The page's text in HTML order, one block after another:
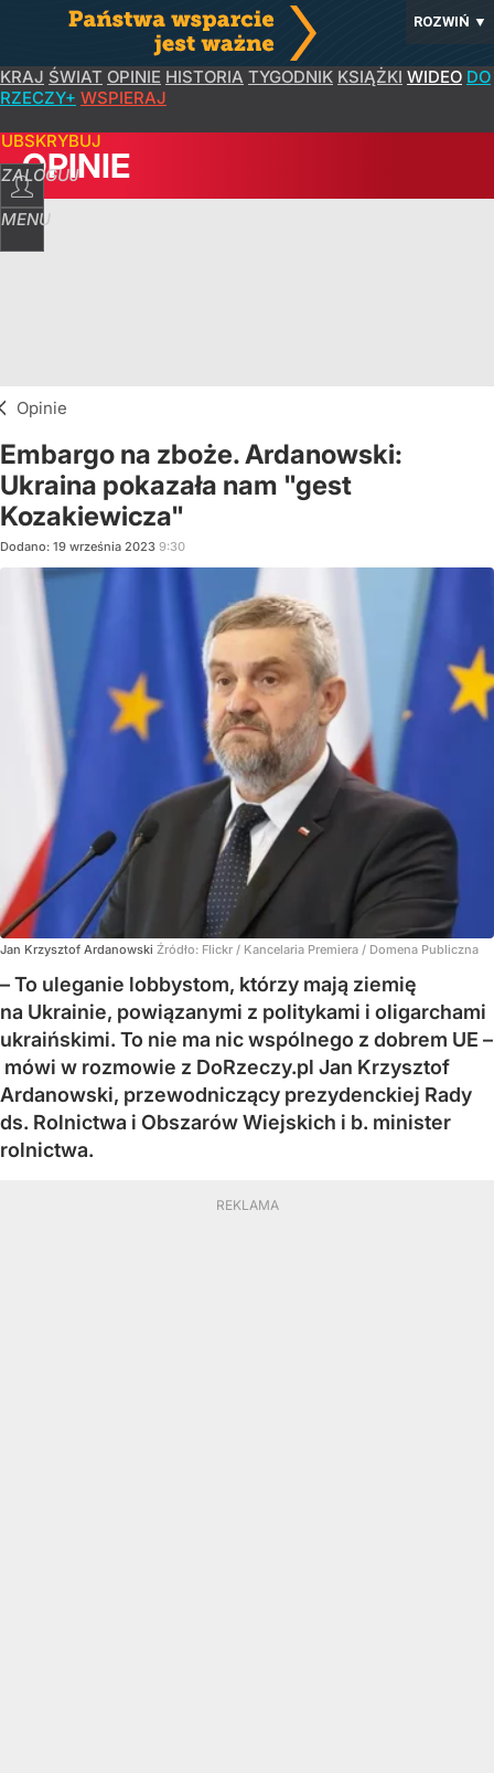
ROZWIŃ ▼
KRAJ ŚWIAT OPINIE HISTORIA TYGODNIK KSIĄŻKI WIDEO DO
RZECZY+ WSPIERAJ
ZALOGUJ
MENU
OPINIE
Opinie
Embargo na zboże. Ardanowski:
Ukraina pokazała nam "gest
Kozakiewicza"
Dodano: 19 września 2023 9:30
Jan Krzysztof Ardanowski Źródło: Flickr / Kancelaria Premiera / Domena Publiczna
– To uleganie lobbystom, którzy mają ziemię
na Ukrainie, powiązanymi z politykami i oligarchami
ukraińskimi. To nie ma nic wspólnego z dobrem UE –
mówi w rozmowie z DoRzeczy.pl Jan Krzysztof
Ardanowski, przewodniczący prezydenckiej Rady
ds. Rolnictwa i Obszarów Wiejskich i b. minister
rolnictwa.